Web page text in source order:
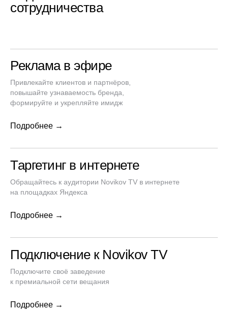
сотрудничества
Реклама в эфире
Привлекайте клиентов и партнёров,
повышайте узнаваемость бренда,
формируйте и укрепляйте имидж
Подробнее →
Таргетинг в интернете
Обращайтесь к аудитории Novikov TV в интернете
на площадках Яндекса
Подробнее →
Подключение к Novikov TV
Подключите своё заведение
к премиальной сети вещания
Подробнее →